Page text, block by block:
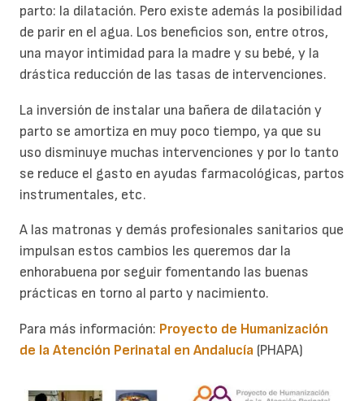
parto: la dilatación. Pero existe además la posibilidad
de parir en el agua. Los beneficios son, entre otros,
una mayor intimidad para la madre y su bebé, y la
drástica reducción de las tasas de intervenciones.
La inversión de instalar una bañera de dilatación y
parto se amortiza en muy poco tiempo, ya que su
uso disminuye muchas intervenciones y por lo tanto
se reduce el gasto en ayudas farmacológicas, partos
instrumentales, etc.
A las matronas y demás profesionales sanitarios que
impulsan estos cambios les queremos dar la
enhorabuena por seguir fomentando las buenas
prácticas en torno al parto y nacimiento.
Para más información: Proyecto de Humanización
de la Atención Perinatal en Andalucía (PHAPA)